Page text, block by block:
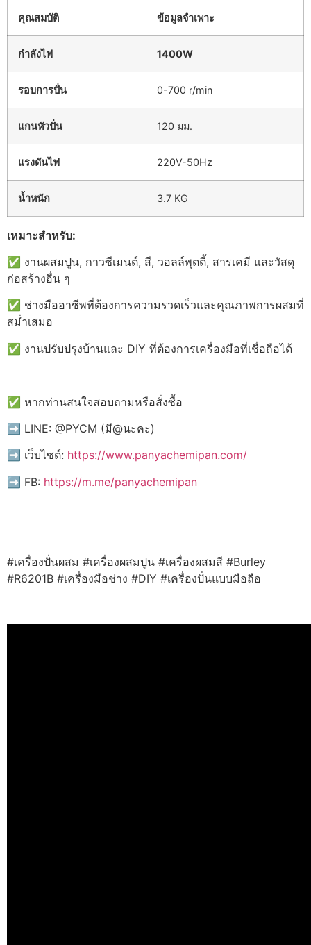
คุณสมบัติ ข้อมูลจำเพาะ
กำลังไฟ 1400W
รอบการปั่น 0-700 r/min
แกนหัวปั่น 120 มม.
แรงดันไฟ 220V-50Hz
น้ำหนัก 3.7 KG
เหมาะสำหรับ:
✅ งานผสมปูน, กาวซีเมนต์, สี, วอลล์พุตตี้, สารเคมี และวัสดุ
ก่อสร้างอื่น ๆ
✅ ช่างมืออาชีพที่ต้องการความรวดเร็วและคุณภาพการผสมที่
สม่ำเสมอ
✅ งานปรับปรุงบ้านและ DIY ที่ต้องการเครื่องมือที่เชื่อถือได้
✅ หากท่านสนใจสอบถามหรือสั่งซื้อ
➡️ LINE: @PYCM (มี@นะคะ)
➡️ เว็บไซต์: https://www.panyachemipan.com/
➡️ FB: https://m.me/panyachemipan
#เครื่องปั่นผสม #เครื่องผสมปูน #เครื่องผสมสี #Burley
#R6201B #เครื่องมือช่าง #DIY #เครื่องปั่นแบบมือถือ